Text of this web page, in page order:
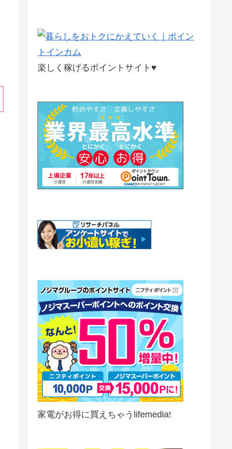
楽しく稼げるポイントサイト♥
家電がお得に買えちゃうlifemedia!